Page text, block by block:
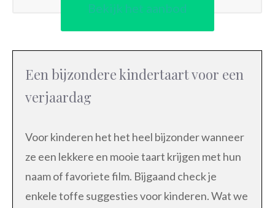
Bekijk het aanbod
Een bijzondere kindertaart voor een
verjaardag
Voor kinderen het het heel bijzonder wanneer
ze een lekkere en mooie taart krijgen met hun
naam of favoriete film. Bijgaand check je
enkele toffe suggesties voor kinderen. Wat we